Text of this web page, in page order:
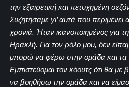
την εξαιρετική και πετυχημένη
Συζητήσαμε γι’ αυτά που
χρονιά. Ήταν ικανοποιημένος για
Ηρακλή. Για τον ρόλο μου, δεν
μπορώ να φέρω στην ομάδα και τα
Εμπιστεύομαι τον κόουτς ότι θα με
να βοηθήσω την ομάδα και να